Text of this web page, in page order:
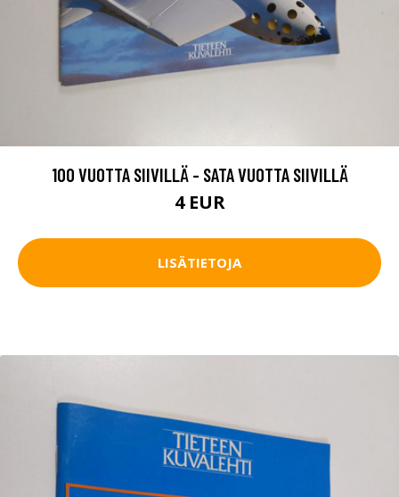
100 VUOTTA SIIVILLÄ - SATA VUOTTA SIIVILLÄ
4 EUR
LISÄTIETOJA